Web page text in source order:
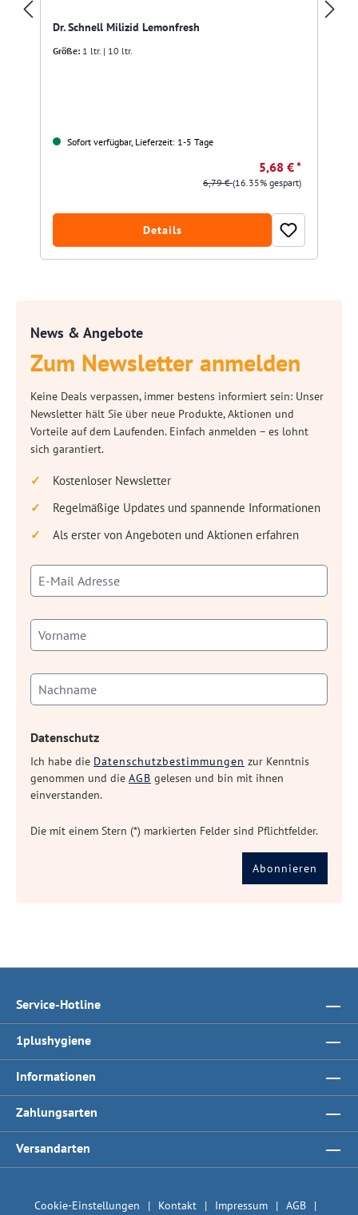
Dr. Schnell Milizid Lemonfresh
Größe: 1 ltr. | 10 ltr.
Sofort verfügbar, Lieferzeit: 1-5 Tage
5,68 € *
6,79 €(16.35% gespart)
Details
News & Angebote
Zum Newsletter anmelden
Keine Deals verpassen, immer bestens informiert sein: Unser
Newsletter hält Sie über neue Produkte, Aktionen und
Vorteile auf dem Laufenden. Einfach anmelden – es lohnt
sich garantiert.
Kostenloser Newsletter
Regelmäßige Updates und spannende Informationen
Als erster von Angeboten und Aktionen erfahren
Datenschutz
Ich habe die Datenschutzbestimmungen zur Kenntnis
genommen und die AGB gelesen und bin mit ihnen
einverstanden.
Die mit einem Stern (*) markierten Felder sind Pflichtfelder.
Abonnieren
Service-Hotline
1plushygiene
Informationen
Zahlungsarten
Versandarten
Cookie-Einstellungen Kontakt Impressum AGB